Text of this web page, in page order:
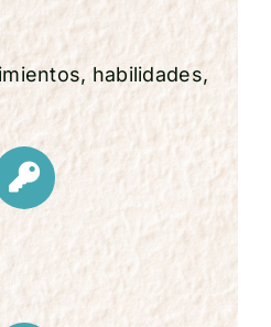
habilidades,